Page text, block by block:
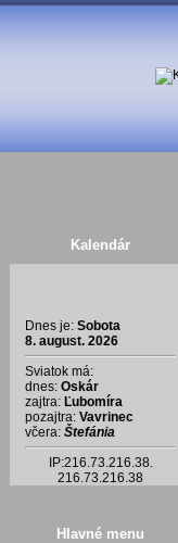
Kalendár
Dnes je: Sobota
8. august. 2026
Sviatok má:
dnes: Oskár
zajtra: Ľubomíra
pozajtra: Vavrinec
včera: Štefánia
IP:216.73.216.38.
216.73.216.38
Hlavné menu